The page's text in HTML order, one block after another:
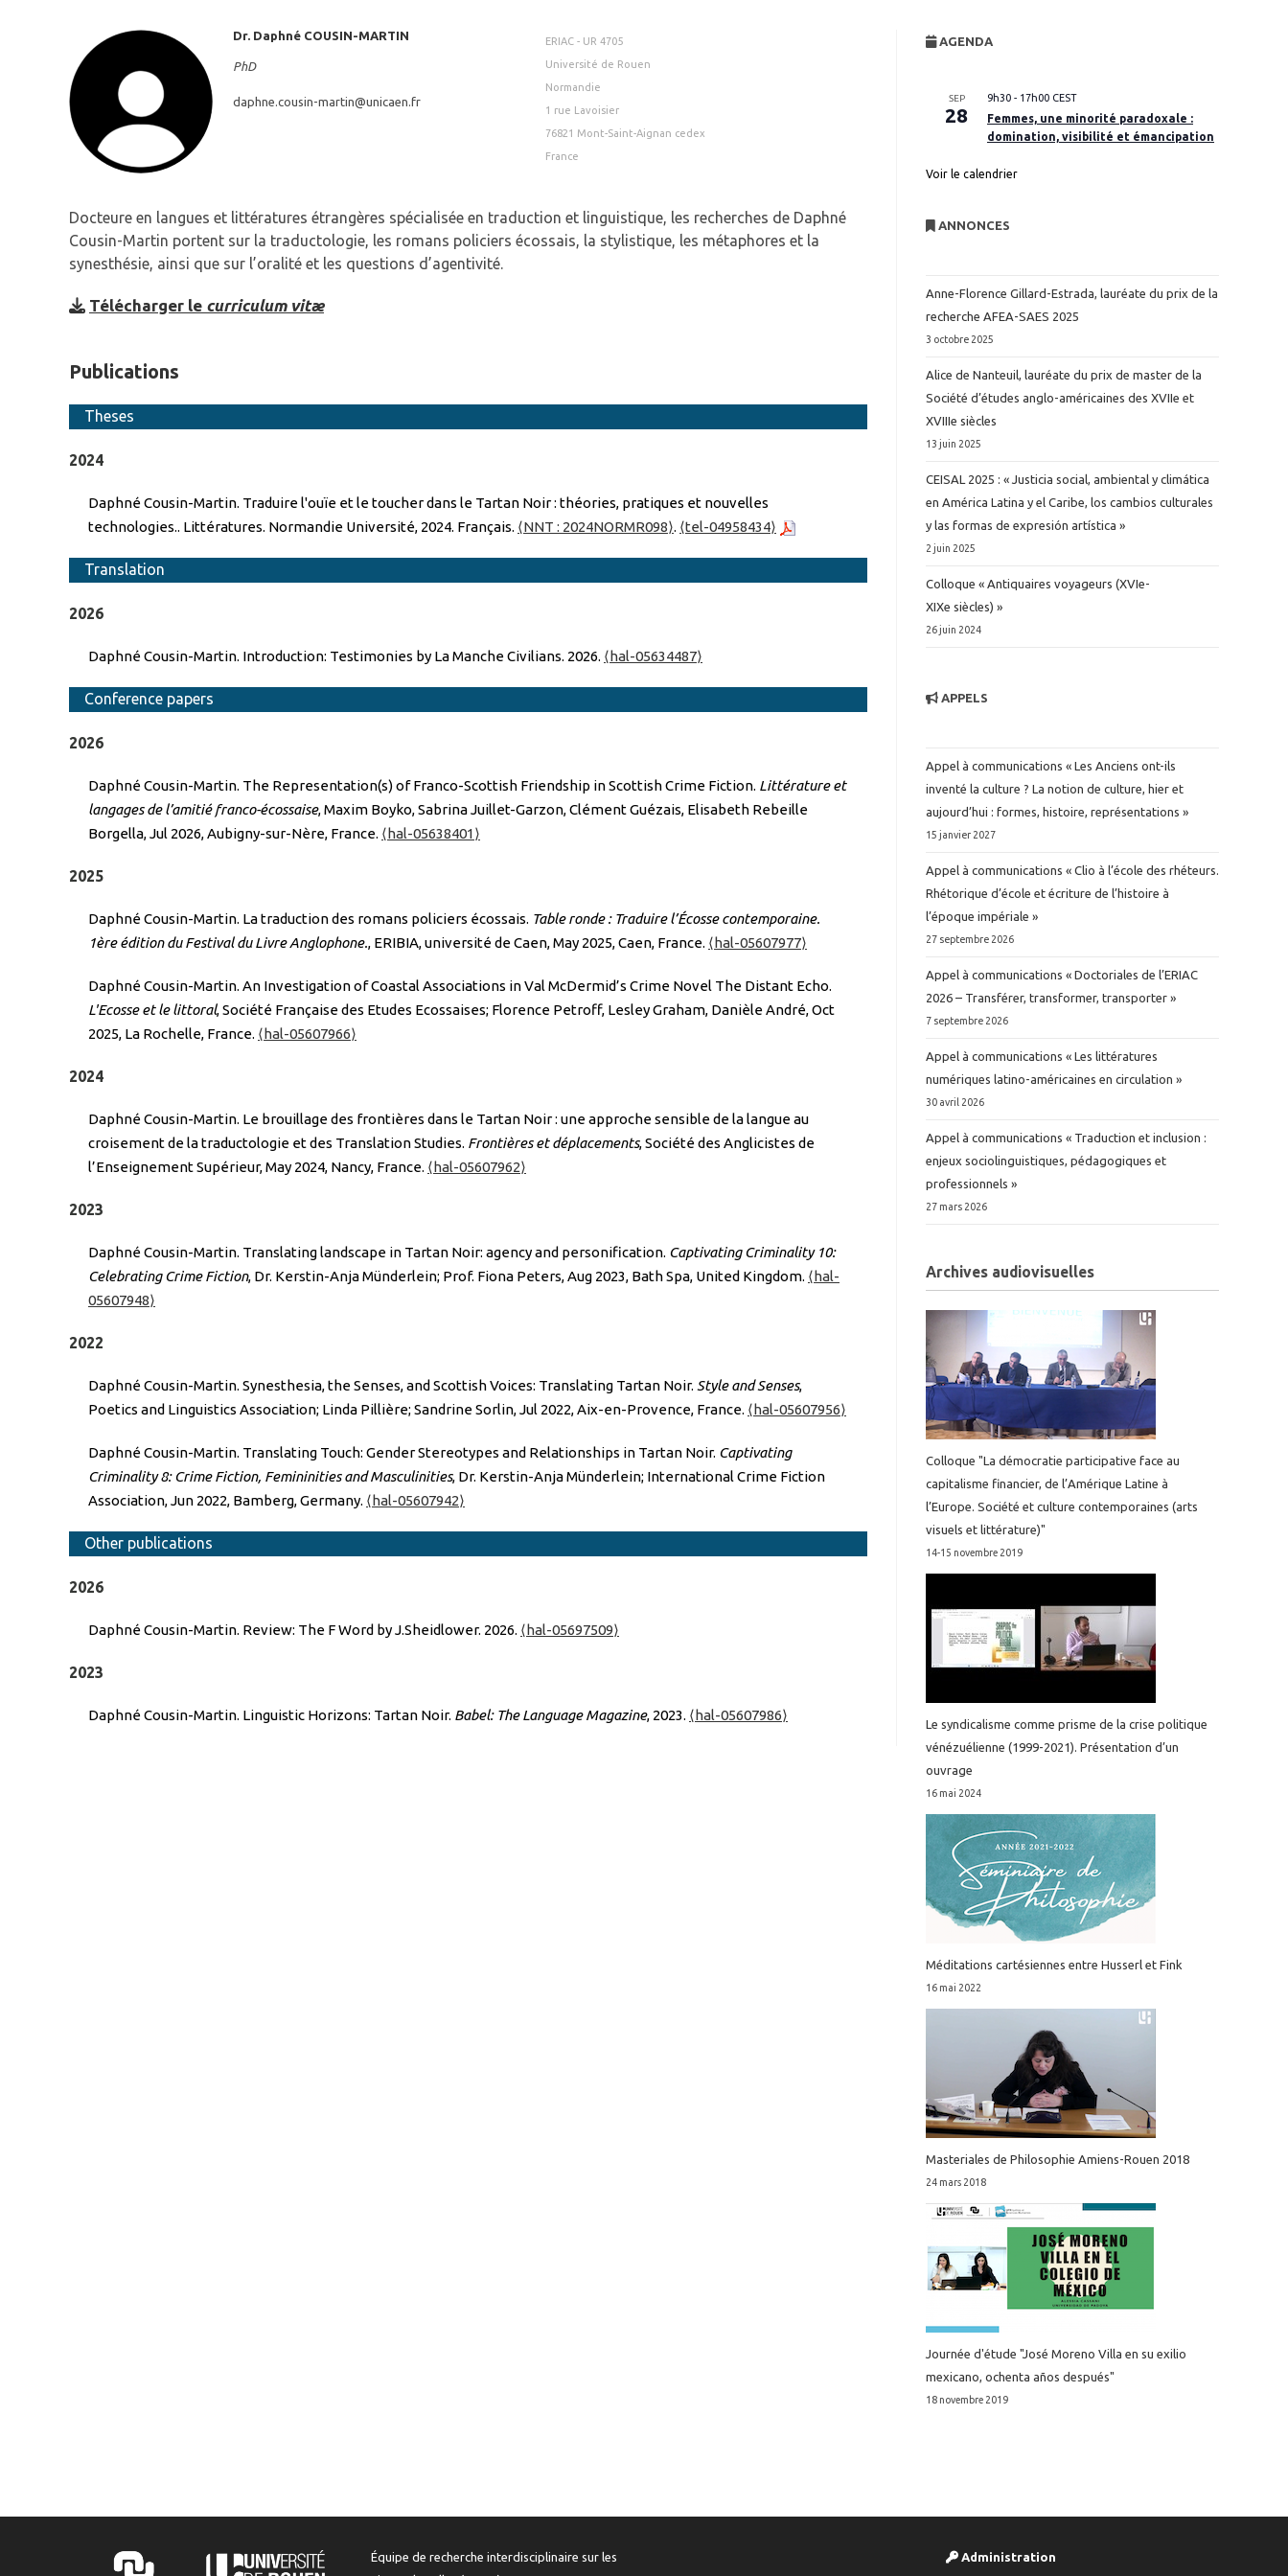
ERIAC - UR 4705
Université de Rouen
Normandie
1 rue Lavoisier
76821 Mont-Saint-Aignan cedex
France
Dr. Daphné COUSIN-MARTIN
PhD
daphne.cousin-martin@unicaen.fr
Docteure en langues et littératures étrangères spécialisée en traduction et linguistique, les recherches de Daphné
Cousin-Martin portent sur la traductologie, les romans policiers écossais, la stylistique, les métaphores et la
synesthésie, ainsi que sur l’oralité et les questions d’agentivité.
Télécharger le curriculum vitæ
Publications
Theses
2024
Daphné Cousin-Martin. Traduire l'ouïe et le toucher dans le Tartan Νοir : théories, pratiques et nouvelles
technologies.. Littératures. Normandie Université, 2024. Français. ⟨NNT : 2024NORMR098⟩. ⟨tel-04958434⟩
Translation
2026
Daphné Cousin-Martin. Introduction: Testimonies by La Manche Civilians. 2026. ⟨hal-05634487⟩
Conference papers
2026
Daphné Cousin-Martin. The Representation(s) of Franco-Scottish Friendship in Scottish Crime Fiction. Littérature et
langages de l’amitié franco-écossaise, Maxim Boyko, Sabrina Juillet-Garzon, Clément Guézais, Elisabeth Rebeille
Borgella, Jul 2026, Aubigny-sur-Nère, France. ⟨hal-05638401⟩
2025
Daphné Cousin-Martin. La traduction des romans policiers écossais. Table ronde : Traduire l’Écosse contemporaine.
1ère édition du Festival du Livre Anglophone., ERIBIA, université de Caen, May 2025, Caen, France. ⟨hal-05607977⟩
Daphné Cousin-Martin. An Investigation of Coastal Associations in Val McDermid’s Crime Novel The Distant Echo.
L'Ecosse et le littoral, Société Française des Etudes Ecossaises; Florence Petroff, Lesley Graham, Danièle André, Oct
2025, La Rochelle, France. ⟨hal-05607966⟩
2024
Daphné Cousin-Martin. Le brouillage des frontières dans le Tartan Noir : une approche sensible de la langue au
croisement de la traductologie et des Translation Studies. Frontières et déplacements, Société des Anglicistes de
l’Enseignement Supérieur, May 2024, Nancy, France. ⟨hal-05607962⟩
2023
Daphné Cousin-Martin. Translating landscape in Tartan Noir: agency and personification. Captivating Criminality 10:
Celebrating Crime Fiction, Dr. Kerstin-Anja Münderlein; Prof. Fiona Peters, Aug 2023, Bath Spa, United Kingdom. ⟨hal-
05607948⟩
2022
Daphné Cousin-Martin. Synesthesia, the Senses, and Scottish Voices: Translating Tartan Noir. Style and Senses,
Poetics and Linguistics Association; Linda Pillière; Sandrine Sorlin, Jul 2022, Aix-en-Provence, France. ⟨hal-05607956⟩
Daphné Cousin-Martin. Translating Touch: Gender Stereotypes and Relationships in Tartan Noir. Captivating
Criminality 8: Crime Fiction, Femininities and Masculinities, Dr. Kerstin-Anja Münderlein; International Crime Fiction
Association, Jun 2022, Bamberg, Germany. ⟨hal-05607942⟩
Other publications
2026
Daphné Cousin-Martin. Review: The F Word by J.Sheidlower. 2026. ⟨hal-05697509⟩
2023
Daphné Cousin-Martin. Linguistic Horizons: Tartan Noir. Babel: The Language Magazine, 2023. ⟨hal-05607986⟩
AGENDA
SEP
28
9h30 - 17h00 CEST
Femmes, une minorité paradoxale :
domination, visibilité et émancipation
Voir le calendrier
ANNONCES
Anne-Florence Gillard-Estrada, lauréate du prix de la
recherche AFEA-SAES 2025
3 octobre 2025
Alice de Nanteuil, lauréate du prix de master de la
Société d’études anglo-américaines des XVIIe et
XVIIIe siècles
13 juin 2025
CEISAL 2025 : « Justicia social, ambiental y climática
en América Latina y el Caribe, los cambios culturales
y las formas de expresión artística »
2 juin 2025
Colloque « Antiquaires voyageurs (XVIe-
XIXe siècles) »
26 juin 2024
APPELS
Appel à communications « Les Anciens ont-ils
inventé la culture ? La notion de culture, hier et
aujourd’hui : formes, histoire, représentations »
15 janvier 2027
Appel à communications « Clio à l’école des rhéteurs.
Rhétorique d’école et écriture de l’histoire à
l’époque impériale »
27 septembre 2026
Appel à communications « Doctoriales de l’ERIAC
2026 – Transférer, transformer, transporter »
7 septembre 2026
Appel à communications « Les littératures
numériques latino-américaines en circulation »
30 avril 2026
Appel à communications « Traduction et inclusion :
enjeux sociolinguistiques, pédagogiques et
professionnels »
27 mars 2026
Archives audiovisuelles
Colloque "La démocratie participative face au
capitalisme financier, de l’Amérique Latine à
l’Europe. Société et culture contemporaines (arts
visuels et littérature)"
14-15 novembre 2019
Le syndicalisme comme prisme de la crise politique
vénézuélienne (1999-2021). Présentation d’un
ouvrage
16 mai 2024
Méditations cartésiennes entre Husserl et Fink
16 mai 2022
Masteriales de Philosophie Amiens-Rouen 2018
24 mars 2018
Journée d'étude "José Moreno Villa en su exilio
mexicano, ochenta años después"
18 novembre 2019
Équipe de recherche interdisciplinaire sur les
Administration